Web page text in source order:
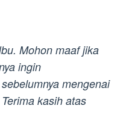
Mohon maaf jika
ingin
mengenai
kasih atas